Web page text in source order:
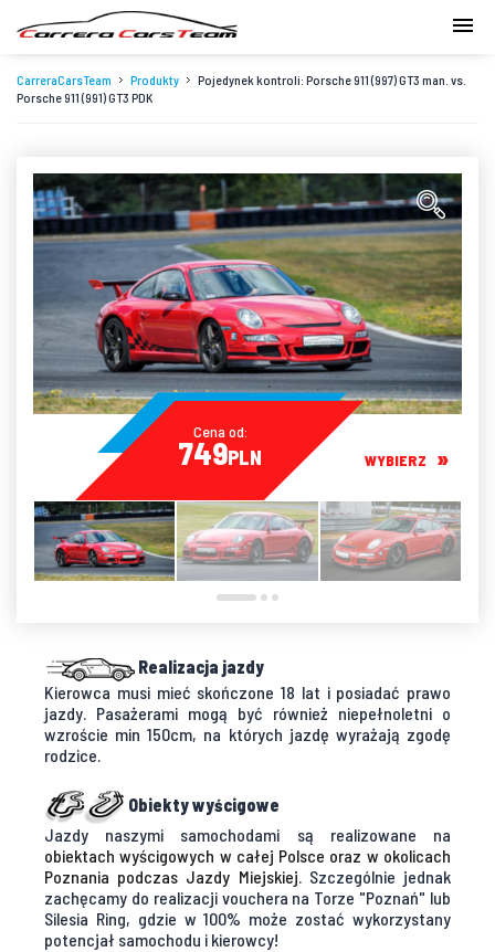
CarreraCarsTeam Produkty
Pojedynek kontroli: Porsche 911 (997) GT3 man. vs.
Porsche 911 (991) GT3 PDK
Cena od:
749PLN WYBIERZ
Realizacja jazdy
Kierowca musi mieć skończone 18 lat i posiadać prawo
jazdy. Pasażerami mogą być również niepełnoletni o
wzroście min 150cm, na których jazdę wyrażają zgodę
rodzice.
Obiekty wyścigowe
Jazdy naszymi samochodami są realizowane na
obiektach wyścigowych w całej Polsce oraz w okolicach
Poznania podczas Jazdy Miejskiej. Szczególnie jednak
zachęcamy do realizacji vouchera na Torze "Poznań" lub
Silesia Ring, gdzie w 100% może zostać wykorzystany
potencjał samochodu i kierowcy!